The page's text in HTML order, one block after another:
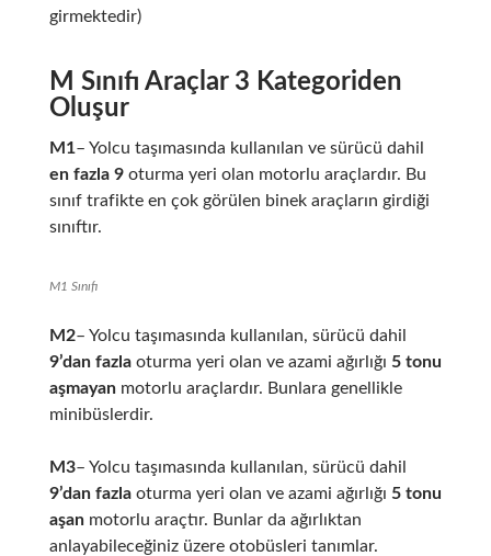
girmektedir)
M Sınıfı Araçlar 3 Kategoriden
Oluşur
M1– Yolcu taşımasında kullanılan ve sürücü dahil
en fazla 9oturma yeri olan motorlu araçlardır. Bu
sınıf trafikte en çok görülen binek araçların girdiği
sınıftır.
M1 Sınıfı
M2– Yolcu taşımasında kullanılan, sürücü dahil
9’dan fazlaoturma yeri olan ve azami ağırlığı 5 tonu
aşmayanmotorlu araçlardır. Bunlara genellikle
minibüslerdir.
M3– Yolcu taşımasında kullanılan, sürücü dahil
9’dan fazlaoturma yeri olan ve azami ağırlığı 5 tonu
aşanmotorlu araçtır. Bunlar da ağırlıktan
anlayabileceğiniz üzere otobüsleri tanımlar.